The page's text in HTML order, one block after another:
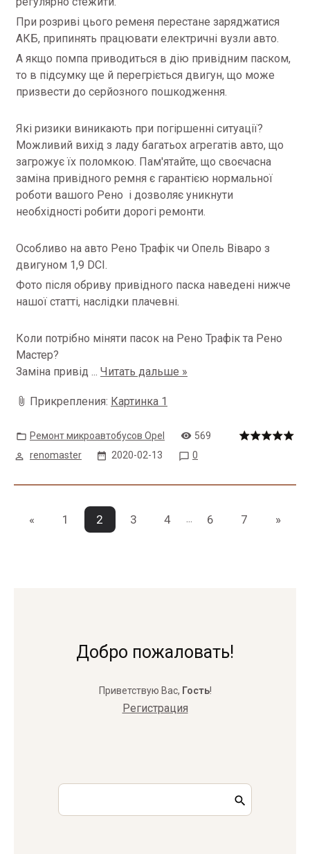
При розриві цього ременя перестане заряджатися
АКБ, припинять працювати електричні вузли авто.
А якщо помпа приводиться в дію привідним паском,
то в підсумку ще й перегріється двигун, що може
призвести до серйозного пошкодження.
Які ризики виникають при погіршенні ситуації?
Можливий вихід з ладу багатьох агрегатів авто, що
загрожує їх поломкою. Пам'ятайте, що своєчасна
заміна привідного ремня є гарантією нормальної
роботи вашого Рено і дозволяє уникнути
необхідності робити дорогі ремонти.
Особливо на авто Рено Трафік чи Опель Віваро з
двигуном 1,9 DCI.
Фото після обриву привідного паска наведені нижче
нашої статті, наслідки плачевні.
Коли потрібно міняти пасок на Рено Трафік та Рено
Мастер?
Заміна привід ... Читать дальше »
Прикрепления: Картинка 1
Ремонт микроавтобусов Opel
569
renomaster
2020-02-13 0
« 1 2 3 4 ... 6 7 »
Добро пожаловать!
Приветствую Вас, Гость!
Регистрация